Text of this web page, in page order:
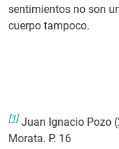
sentimientos no son
cuerpo tampoco.
[1] Juan Ignacio Pozo
Morata. P. 16